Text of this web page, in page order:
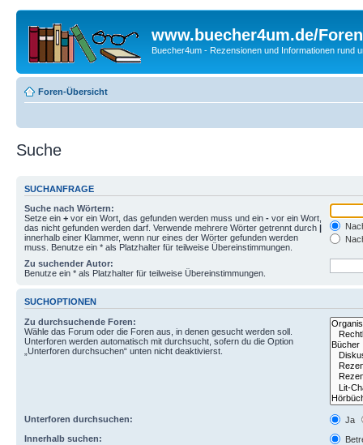
www.buecher4um.de/Foren
Buecher4um - Rezensionen und Informationen rund
Foren-Übersicht
Suche
SUCHANFRAGE
Suche nach Wörtern:
Setze ein + vor ein Wort, das gefunden werden muss und ein - vor ein Wort,
das nicht gefunden werden darf. Verwende mehrere Wörter getrennt durch |
innerhalb einer Klammer, wenn nur eines der Wörter gefunden werden
muss. Benutze ein * als Platzhalter für teilweise Übereinstimmungen.
Zu suchender Autor:
Benutze ein * als Platzhalter für teilweise Übereinstimmungen.
SUCHOPTIONEN
Zu durchsuchende Foren:
Wähle das Forum oder die Foren aus, in denen gesucht werden soll.
Unterforen werden automatisch mit durchsucht, sofern du die Option
„Unterforen durchsuchen“ unten nicht deaktivierst.
Unterforen durchsuchen:
Ja
Innerhalb suchen: